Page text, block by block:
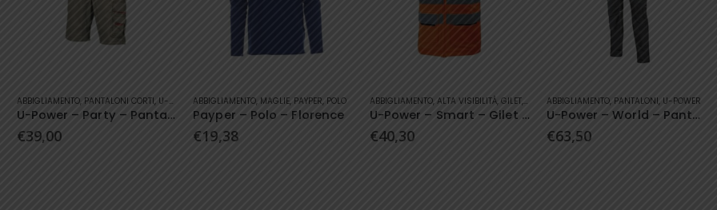
ABBIGLIAMENTO, PANTALONI CORTI, U-POWER
U-Power – Party – Pantaloni Corti
€39,00
ABBIGLIAMENTO MAGLIE, PAYPER, POLO
Payper – Polo – Florence
€19,38
ABBIGLIAMENTO, ALTA VISIBILITÀ, GILET, HI-LIGHT,U-POWER
U-Power – Smart – Gilet Hi-Light
€40,30
ABBIGLIAMENTO, PANTALONI, U-POWER
U-Power – World – Pantaloni
€63,50